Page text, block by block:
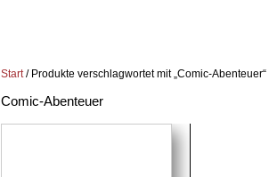
Start/ Produkte verschlagwortet mit „Comic-Abenteuer“
Comic-Abenteuer